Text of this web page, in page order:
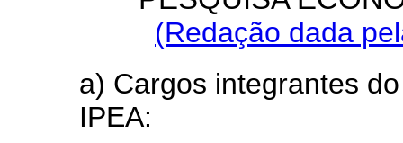
(Redação dada
a) Cargos integrantes
IPEA: